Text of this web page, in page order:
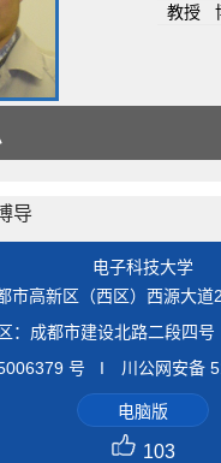
教授
导
电子科技大学
市高新区（西区）西源大
：成都市建设北路二段四
号 I 川公网安备
电脑版
103